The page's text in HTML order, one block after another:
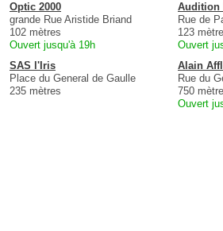
Optic 2000
grande Rue Aristide Briand
102 mètres
Ouvert jusqu'à 19h
Audition
Rue de
123
Ouvert
SAS l'Iris
Place du General de Gaulle
235 mètres
Alain
Rue du
750
Ouvert